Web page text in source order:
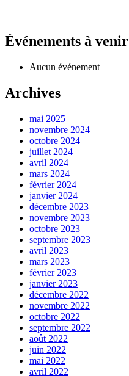
Événements à venir
Aucun événement
Archives
mai 2025
novembre 2024
octobre 2024
juillet 2024
avril 2024
mars 2024
février 2024
janvier 2024
décembre 2023
novembre 2023
octobre 2023
septembre 2023
avril 2023
mars 2023
février 2023
janvier 2023
décembre 2022
novembre 2022
octobre 2022
septembre 2022
août 2022
juin 2022
mai 2022
avril 2022